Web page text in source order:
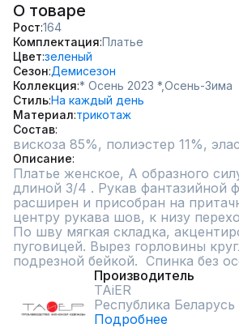
О товаре
Рост 164
Комплектация Платье
Цвет зеленый
Сезон Демисезон
Коллекция * Осень 2023 *,Осень-Зима
СтильНа каждый день
Материал трикотаж
Состав
вискоза 85%, полиэстер 11%,
Описание
Платье женское, А образного
длиной 3/4 . Рукав фантазийной
расширен и присобран на
центру рукава шов, к низу
По шву мягкая складка,
пуговицей. Вырез горловины
подрезной бейкой.  Спинка без
Производитель
TAiER
Республика Беларусь
Подробнее